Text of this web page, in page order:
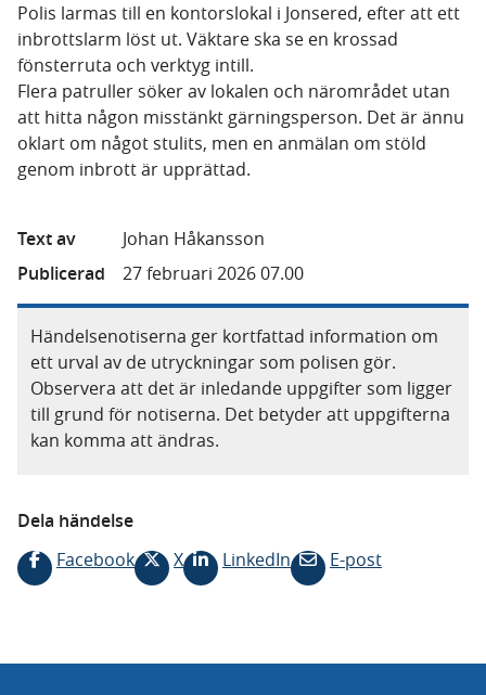
Polis larmas till en kontorslokal i Jonsered, efter att ett
inbrottslarm löst ut. Väktare ska se en krossad
fönsterruta och verktyg intill.
Flera patruller söker av lokalen och närområdet utan
att hitta någon misstänkt gärningsperson. Det är ännu
oklart om något stulits, men en anmälan om stöld
genom inbrott är upprättad.
Text av
Johan Håkansson
Publicerad
27 februari 2026 07.00
Händelsenotiserna ger kortfattad information om
ett urval av de utryckningar som polisen gör.
Observera att det är inledande uppgifter som ligger
till grund för notiserna. Det betyder att uppgifterna
kan komma att ändras.
Dela händelse
Facebook
X LinkedIn E-post